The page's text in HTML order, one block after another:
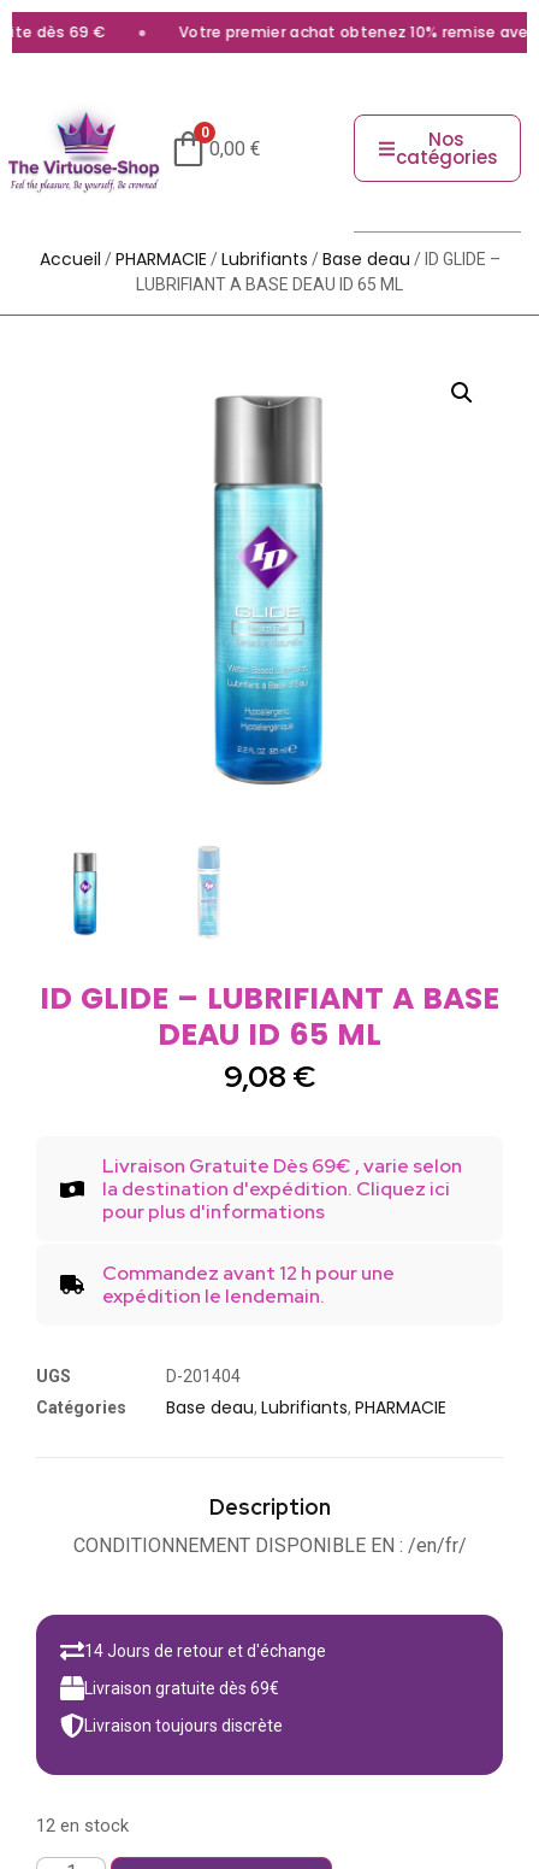
dès 69 € Votre premier achat obtenez 10% remise avec le
0
0,00 € Nos
catégories
Accueil /PHARMACIE /Lubrifiants /Base deau / ID GLIDE –
LUBRIFIANT A BASE DEAU ID 65 ML
ID GLIDE – LUBRIFIANT A BASE
DEAU ID 65 ML
9,08 €
Livraison Gratuite Dès 69€ , varie selon
la destination d'expédition. Cliquez ici
pour plus d'informations
Commandez avant 12 h pour une
expédition le lendemain.
UGS
D-201404
Catégories
Base deau, Lubrifiants, PHARMACIE
Description
CONDITIONNEMENT DISPONIBLE EN : /en/fr/
14 Jours de retour et d'échange
Livraison gratuite dès 69€
Livraison toujours discrète
12 en stock